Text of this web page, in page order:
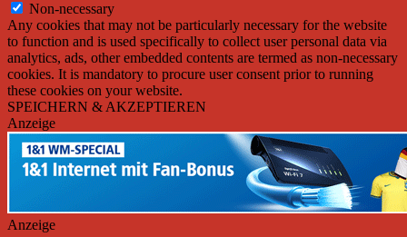
Non-necessary
Any cookies that may not be particularly necessary for the website
to function and is used specifically to collect user personal data via
analytics, ads, other embedded contents are termed as non-necessary
cookies. It is mandatory to procure user consent prior to running
these cookies on your website.
SPEICHERN & AKZEPTIEREN
Anzeige
Anzeige